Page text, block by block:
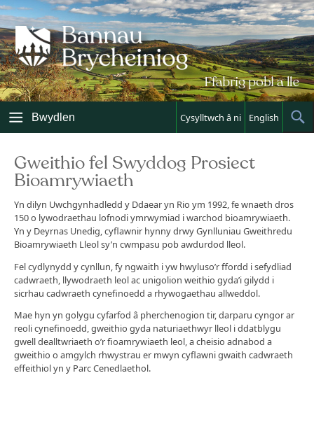
Skip
to
content
Bwydlen Cysylltwch â ni English
Gweithio fel Swyddog Prosiect
Bioamrywiaeth
Yn dilyn Uwchgynhadledd y Ddaear yn Rio ym 1992, fe wnaeth dros
150 o lywodraethau lofnodi ymrwymiad i warchod bioamrywiaeth.
Yn y Deyrnas Unedig, cyflawnir hynny drwy Gynlluniau Gweithredu
Bioamrywiaeth Lleol sy’n cwmpasu pob awdurdod lleol.
Fel cydlynydd y cynllun, fy ngwaith i yw hwyluso’r ffordd i sefydliad
cadwraeth, llywodraeth leol ac unigolion weithio gyda’i gilydd i
sicrhau cadwraeth cynefinoedd a rhywogaethau allweddol.
Mae hyn yn golygu cyfarfod â pherchenogion tir, darparu cyngor ar
reoli cynefinoedd, gweithio gyda naturiaethwyr lleol i ddatblygu
gwell dealltwriaeth o’r fioamrywiaeth leol, a cheisio adnabod a
gweithio o amgylch rhwystrau er mwyn cyflawni gwaith cadwraeth
effeithiol yn y Parc Cenedlaethol.